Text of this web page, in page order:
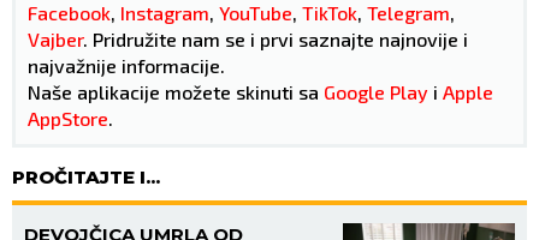
Facebook, Instagram, YouTube, TikTok, Telegram,
Vajber. Pridružite nam se i prvi saznajte najnovije i
najvažnije informacije.
Naše aplikacije možete skinuti sa Google Play i Apple
AppStore.
PROČITAJTE I...
DEVOJČICA UMRLA OD